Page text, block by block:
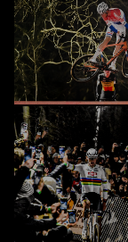
Cross 2025